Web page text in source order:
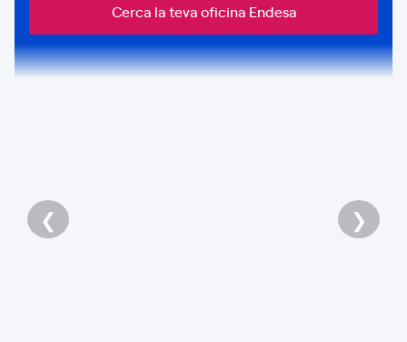
Cerca la teva oficina Endesa
❮ ❯